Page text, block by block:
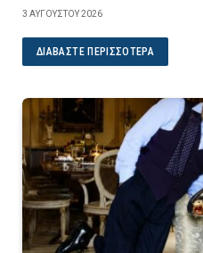
3 ΑΥΓΟΎΣΤΟΥ 2026
ΔΙΑΒΆΣΤΕ ΠΕΡΙΣΣΌΤΕΡΑ